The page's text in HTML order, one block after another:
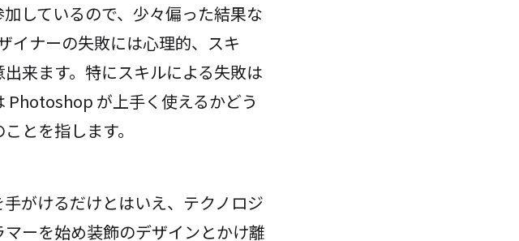
しているので、少々偏った結果な
イナーの失敗には心理的、スキ
来ます。特にスキルによる失敗は
Photoshop が上手く使えるかどう
とを指します。
がけるだけとはいえ、テクノロジ
ーを始め装飾のデザインとかけ離